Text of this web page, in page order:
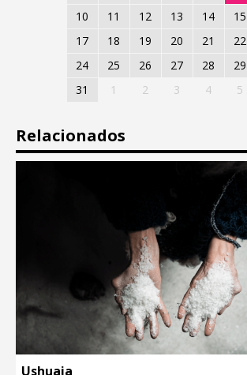
10
11 12 13 14 15
17
18 19 20 21 22
24
25 26 27 28 29
31
1 2 3 4 5
Relacionados
Ushuaia